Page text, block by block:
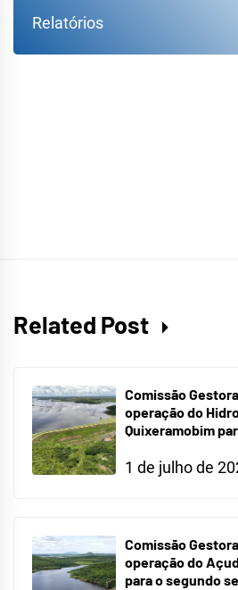
Relatórios
Related Post
Comissão
operação do
Quixeramobim
1 de julho de
Comissão
operação do
para o segundo